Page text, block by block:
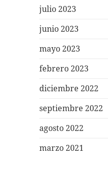
julio 2023
junio 2023
mayo 2023
febrero 2023
diciembre 2022
septiembre 2022
agosto 2022
marzo 2021